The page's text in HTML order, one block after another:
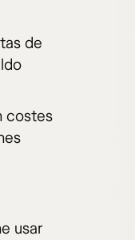
de
costes
usar